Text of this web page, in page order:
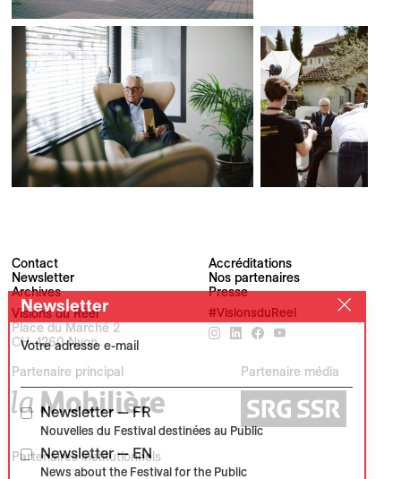
Contact
Newsletter
Archives
Accréditations
Nos partenaires
Presse
Visions du Réel
Place du Marché 2
CH–1260 Nyon
#VisionsduReel
Partenaire principal Partenaire média
Partenaires institutionnels
Newsletter
Votre adresse e-mail
Newsletter — FR
Nouvelles du Festival destinées au Public
Newsletter — EN
News about the Festival for the Public